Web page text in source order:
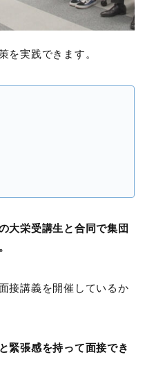
を実践できます。
大栄受講生と合同で集団
接講義を開催しているか
緊張感を持って面接でき